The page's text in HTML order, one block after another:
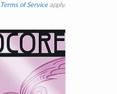
Terms of Serviceapply.